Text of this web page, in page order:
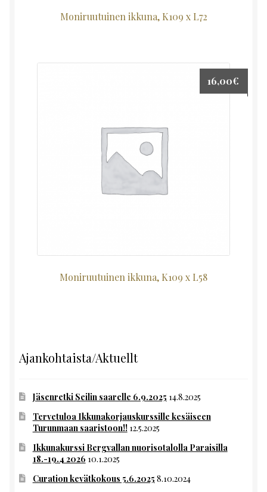
Moniruutuinen ikkuna, K109 x L72
Moniruutuinen ikkuna, K109 x L58
16,00€
Ajankohtaista/Aktuellt
Jäsenretki Seilin saarelle 6.9.2025 14.8.2025
Tervetuloa Ikkunakorjauskurssille kesäiseen
Turunmaan saaristoon!! 12.5.2025
Ikkunakurssi Bergvallan nuorisotalolla Paraisilla
18.-19.4 2026 10.1.2025
Curation kevätkokous 5.6.2025 8.10.2024